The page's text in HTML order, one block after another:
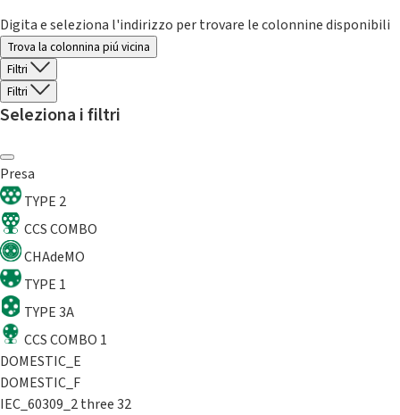
Digita e seleziona l'indirizzo per trovare le colonnine disponibili
Trova la colonnina piú vicina
Filtri
Filtri
Seleziona i filtri
Presa
TYPE 2
CCS COMBO
CHAdeMO
TYPE 1
TYPE 3A
CCS COMBO 1
DOMESTIC_E
DOMESTIC_F
IEC_60309_2 three 32